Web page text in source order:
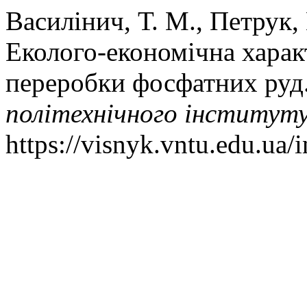
Василінич, Т. М.,
Еколого-економічна
переробки фосфатних
політехнічного
https://